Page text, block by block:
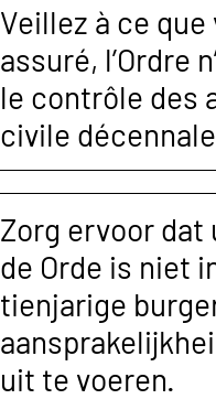
Veillez à ce
assuré, l’Ordre
le contrôle des
civile
Zorg ervoor
de Orde is niet
tienjarige
uit te voeren.